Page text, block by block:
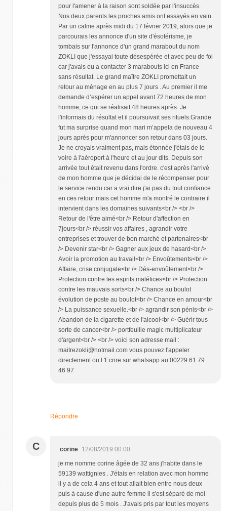
pour l'amener à la raison sont soldée par l'insuccès.
Nos deux parents les proches amis ont essayés en vain.
Par un calme après midi du 17 février 2019, alors que je
parcourais les annonce d'un site d'ésotérisme, je
tombais sur l'annonce d'un grand marabout du nom
ZOKLI que j'essayai toute désespérée et avec peu de foi
car j'avais eu a contacter 3 marabouts ici en France
sans résultat. Le grand maître ZOKLI promettait un
retour au ménage en au plus 7 jours . Au premier il me
demande d’espérer un appel avant 72 heures de mon
homme, ce qui se réalisait 48 heures après. Je
l'informais du résultat et il poursuivait ses rituels.Grande
fut ma surprise quand mon mari m’appela de nouveau 4
jours après pour m'annoncer son retour dans 03 jours.
Je ne croyais vraiment pas, mais étonnée j'étais de le
voire à l'aéroport à l'heure et au jour dits. Depuis son
arrivée tout était revenu dans l'ordre. c'est après l'arrivé
de mon homme que je décidai de le récompenser pour
le service rendu car a vrai dire j'ai pas du tout confiance
en ces retour mais cet homme m'a montré le contraire.il
intervient dans les domaines suivants<br /> <br />
Retour de l'être aimé<br /> Retour d'affection en
7jours<br /> réussir vos affaires , agrandir votre
entreprises et trouver de bon marché et partenaires<br
/> Devenir star<br /> Gagner aux jeux de hasard<br />
Avoir la promotion au travail<br /> Envoûtements<br />
Affaire, crise conjugale<br /> Dés-envoûtement<br />
Protection contre les esprits maléfices<br /> Protection
contre les mauvais sorts<br /> Chance au boulot
évolution de poste au boulot<br /> Chance en amour<br
/> La puissance sexuelle.<br /> agrandir son pénis<br />
Abandon de la cigarette et de l'alcool<br /> Guérir tous
sorte de cancer<br /> portfeuille magic multiplicateur
d'argent<br /> <br /> voici son adresse mail :
maitrezokli@hotmail.com vous pouvez l'appeler
directement ou l 'Ecrire sur whatsapp au 00229 61 79
46 97
Répondre
C corine 12/08/2019 00:00
je me nomme corine âgée de 32 ans j'habite dans le
59139 wattignies . J'étais en relation avec mon homme
il y a de cela 4 ans et tout allait bien entre nous deux
puis à cause d'une autre femme il s'est séparé de moi
depuis plus de 5 mois . J'avais pris par tout les moyens